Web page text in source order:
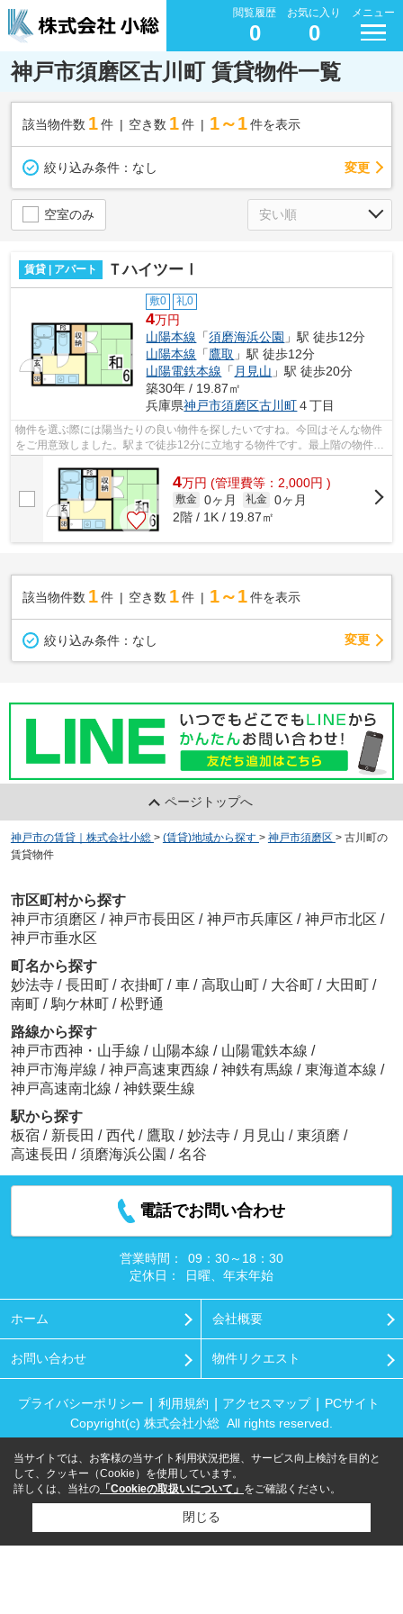
閲覧履歴
0
お気に入り
0
メニュー
神戸市須磨区古川町 賃貸物件一覧
該当物件数 1件 空き数 1 件 1～1 件を表示
絞り込み条件： なし 変更
空室のみ
賃貸 | アパート ＴハイツーⅠ
敷0 礼0
4万円
山陽本線 「須磨海浜公園 」駅 徒歩12分
山陽本線 「鷹取 」駅 徒歩12分
山陽電鉄本線 「 月見山 」駅 徒歩20分
築30年 / 19.87㎡
兵庫県神戸市須磨区古川町４丁目
物件を選ぶ際には陽当たりの良い物件を探したいですね。今回はそんな物件
をご用意致しました。駅まで徒歩12分に立地する物件です。最上階の物件で
4万円 (管理費等：2,000円 )
敷金 0ヶ月 礼金 0ヶ月
2階 / 1K / 19.87㎡
該当物件数 1件 空き数 1 件 1～1 件を表示
絞り込み条件： なし 変更
ページトップへ
神戸市の賃貸｜株式会社小総 > (賃貸)地域から探す > 神戸市須磨区 > 古川町の
賃貸物件
市区町村から探す
神戸市須磨区 / 神戸市長田区 / 神戸市兵庫区 / 神戸市北区 /
神戸市垂水区
町名から探す
妙法寺 / 長田町 / 衣掛町 / 車 / 高取山町 / 大谷町 / 大田町 /
南町 / 駒ケ林町 / 松野通
路線から探す
神戸市西神・山手線 / 山陽本線 / 山陽電鉄本線 /
神戸市海岸線 / 神戸高速東西線 / 神鉄有馬線 / 東海道本線 /
神戸高速南北線 / 神鉄粟生線
駅から探す
板宿 / 新長田 / 西代 / 鷹取 / 妙法寺 / 月見山 / 東須磨 /
高速長田 / 須磨海浜公園 / 名谷
電話でお問い合わせ
営業時間：
09：30～18：30
定休日：
日曜、年末年始
ホーム 会社概要
お問い合わせ 物件リクエスト
プライバシーポリシー 利用規約 アクセスマップ
PCサイト
Copyright(c) 株式会社小総 All rights reserved.
当サイトでは、お客様の当サイト利用状況把握、サービス向上検討を目的と
して、クッキー（Cookie）を使用しています。
詳しくは、当社の 「Cookieの取扱いについて」 をご確認ください。
閉じる